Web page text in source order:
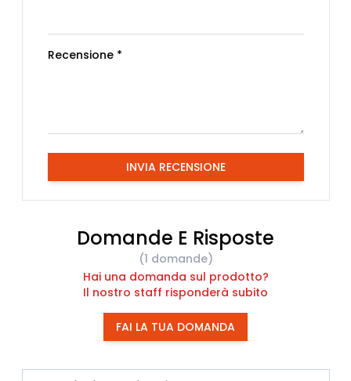
Recensione *
INVIA RECENSIONE
Domande E Risposte
(1 domande)
Hai una domanda sul prodotto?
Il nostro staff risponderà subito
FAI LA TUA DOMANDA